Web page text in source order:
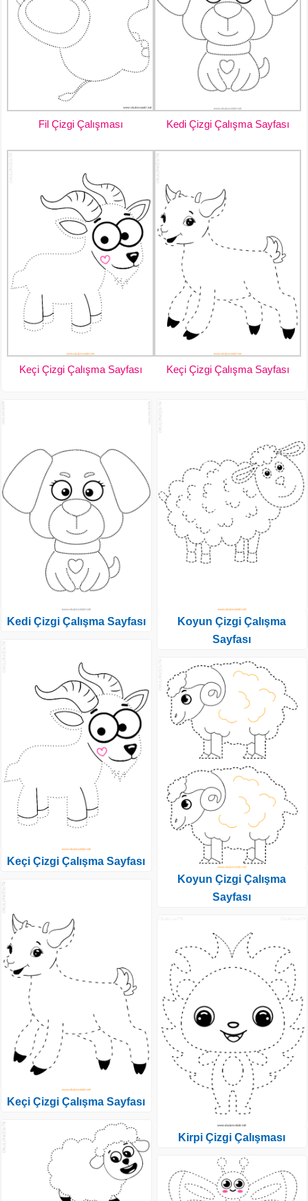
Fil Çizgi Çalışması Kedi Çizgi Çalışma Sayfası
Keçi Çizgi Çalışma Sayfası Keçi Çizgi Çalışma Sayfası
Kedi Çizgi Çalışma Sayfası
Keçi Çizgi Çalışma Sayfası
Keçi Çizgi Çalışma Sayfası
Koyun Çizgi Çalışma
Sayfası
Koyun Çizgi Çalışma
Sayfası
Kirpi Çizgi Çalışması